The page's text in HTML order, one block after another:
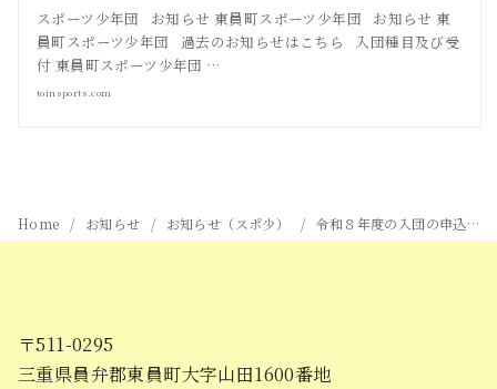
スポーツ少年団 お知らせ 東員町スポーツ少年団 お知らせ 東
員町スポーツ少年団 過去のお知らせはこちら 入団種目及び受
付 東員町スポーツ少年団 …
toinsports.com
Home お知らせ お知らせ（スポ少） 令和８年度の入団の申込について
〒511-0295
三重県員弁郡東員町大字山田1600番地